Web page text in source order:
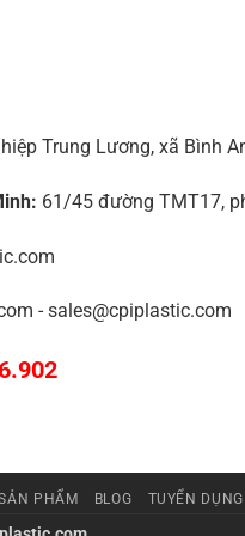
Trung Lương, xã Bình
61/45 đường TMT17,
- sales@cpiplastic.com
PHẨM BLOG TUYỂN DỤNG